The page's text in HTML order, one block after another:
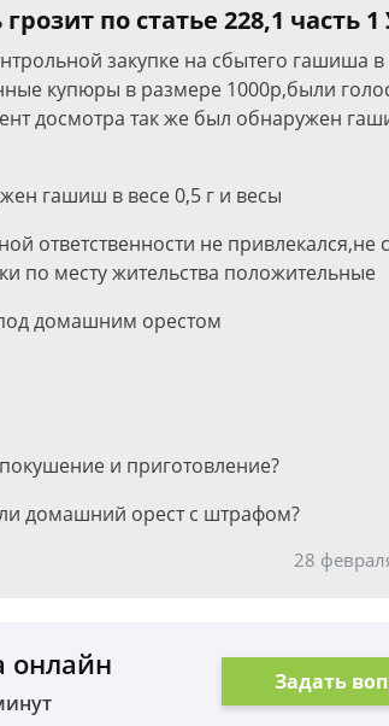
по статье 228,1 часть
закупке на сбытего гашиша
купюры в размере 1000р,были
досмотра так же был обнаружен
гашиш в весе 0,5 г и весы
ответственности не привлекался,не
по месту жительства положительные
домашним орестом
и приготовление?
домашний орест с штрафом?
28
онлайн Задать